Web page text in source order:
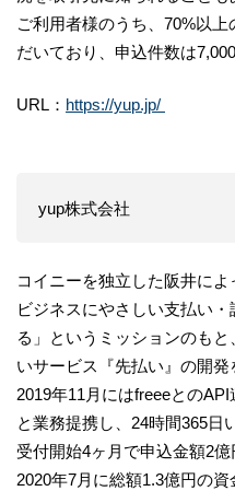
ご利用者様のうち、70%以
だいており、申込件数は
URL： https://yup.jp/
yup株式会社
コイニーを独立した阪井に
ビジネスにやさしい支払い
る」というミッションのも
いサービス『先払い』の開発
2019年11月にはfreeeとの
と業務提携し、24時間365日
受付開始4ヶ月で申込金額2億
2020年7月に総額1.3億円の